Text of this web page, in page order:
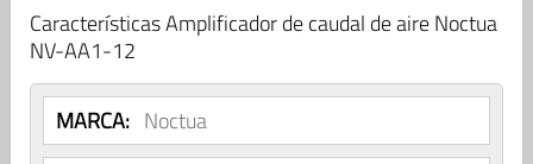
Características Amplificador de caudal de aire Noctua
NV-AA1-12
MARCA: Noctua